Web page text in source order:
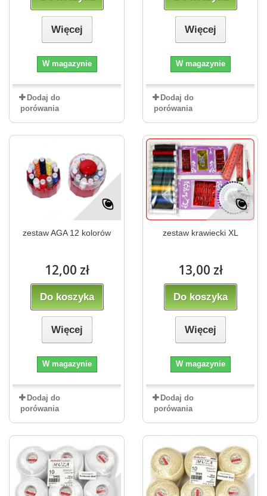
Więcej
W magazynie
Dodaj do
porówania
Więcej
W magazynie
Dodaj do
porówania
zestaw AGA 12 kolorów
12,00 zł
Do koszyka
Więcej
W magazynie
Dodaj do
porówania
zestaw krawiecki XL
13,00 zł
Do koszyka
Więcej
W magazynie
Dodaj do
porówania